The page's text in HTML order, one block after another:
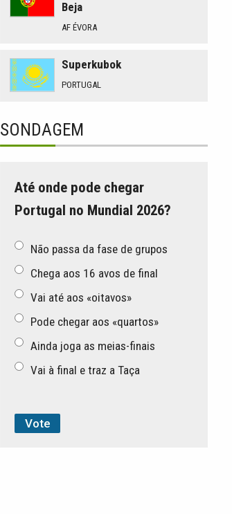
Beja
AF ÉVORA
Superkubok
PORTUGAL
SONDAGEM
Até onde pode chegar
Portugal no Mundial 2026?
Não passa da fase de grupos
Chega aos 16 avos de final
Vai até aos «oitavos»
Pode chegar aos «quartos»
Ainda joga as meias-finais
Vai à final e traz a Taça